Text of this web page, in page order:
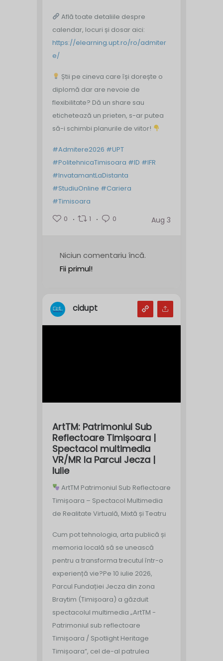
Află toate detaliile despre
calendar, locuri și dosar aici:
https://elearning.upt.ro/ro/admiter
e/
Știi pe cineva care își dorește o
diplomă dar are nevoie de
flexibilitate? Dă un share sau
etichetează un prieten, s-ar putea
să-i schimbi planurile de viitor!
#Admitere2026 #UPT
#PolitehnicaTimisoara #ID #IFR
#InvatamantLaDistanta
#StudiuOnline #Cariera
#Timisoara
0
1 0 Aug 3
Niciun comentariu încă.
Fii primul!
cidupt
ArtTM: Patrimoniul Sub
Reflectoare Timișoara |
Spectacol multimedia
VR/MR la Parcul Jecza |
Iulie
ArtTM Patrimoniul Sub Reflectoare
Timișoara – Spectacol Multimedia
de Realitate Virtuală, Mixtă și Teatru
Cum pot tehnologia, arta publică și
memoria locală să se unească
pentru a transforma trecutul într-o
experiență vie?Pe 10 iulie 2026,
Parcul Fundației Jecza din zona
Braytim (Timișoara) a găzduit
spectacolul multimedia „ArtTM -
Patrimoniul sub reflectoare
Timișoara / Spotlight Heritage
Timișoara”, cel de-al patrulea